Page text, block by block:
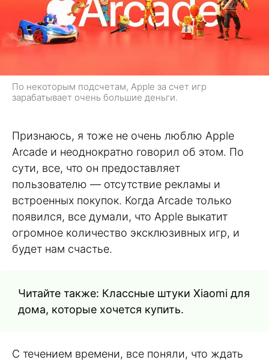
По некоторым подсчетам, Apple за счет игр
зарабатывает очень большие деньги.
Признаюсь, я тоже не очень люблю Apple
Arcade и неоднократно говорил об этом. По
сути, все, что он предоставляет
пользователю — отсутствие рекламы и
встроенных покупок. Когда Arcade только
появился, все думали, что Apple выкатит
огромное количество эксклюзивных игр, и
будет нам счастье.
Читайте также: Классные штуки Xiaomi для
дома, которые хочется купить.
С течением времени, все поняли, что ждать